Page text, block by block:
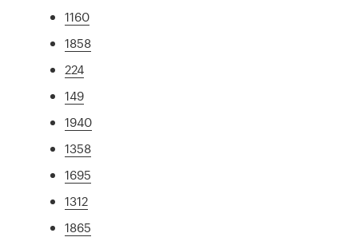
1160
1858
224
149
1940
1358
1695
1312
1865